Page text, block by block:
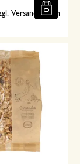
Versandkosten